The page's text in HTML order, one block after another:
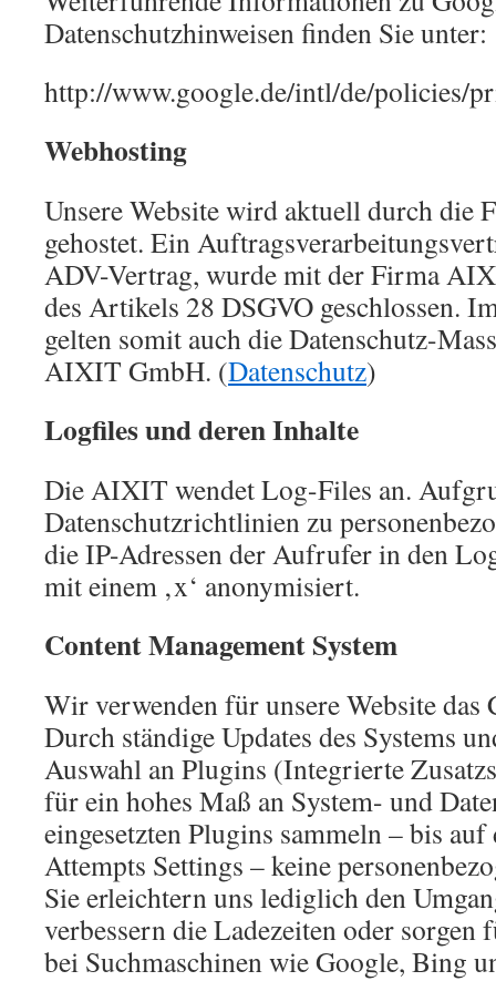
Datenschutzhinweisen finden Sie unter:
http://www.google.de/intl/de/policies/
Webhosting
Unsere Website wird aktuell durch
gehostet. Ein
ADV-Vertrag, wurde mit der Firma
des Artikels 28 DSGVO geschlossen.
gelten somit auch die Datenschutz-
AIXIT GmbH. (Datenschutz)
Logfiles und deren Inhalte
Die AIXIT wendet Log-Files an.
Datenschutzrichtlinien zu
die IP-Adressen der Aufrufer in den
mit einem ‚x‘ anonymisiert.
Content Management System
Wir verwenden für unsere Website das
Durch ständige Updates des Systems
Auswahl an Plugins (Integrierte
für ein hohes Maß an System- und
eingesetzten Plugins sammeln – bis
Attempts Settings – keine
Sie erleichtern uns lediglich den
verbessern die Ladezeiten oder sorgen
bei Suchmaschinen wie Google, Bing